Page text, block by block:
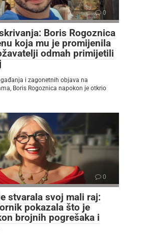
0
Boris Rogoznica
koja mu je promijenila
odmah primijetili
i zagonetnih objava na
Boris Rogoznica napokon je otkrio
0
stvarala svoj mali raj:
pokazala što je
brojnih pogrešaka i